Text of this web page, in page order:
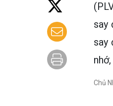
say
say
Chủ